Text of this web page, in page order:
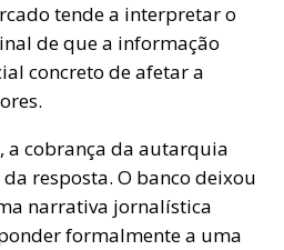
tende a interpretar o
de que a informação
concreto de afetar a
a cobrança da autarquia
resposta. O banco deixou
narrativa jornalística
formalmente a uma